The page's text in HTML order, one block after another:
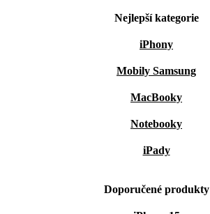
Nejlepší kategorie
iPhony
Mobily Samsung
MacBooky
Notebooky
iPady
Doporučené produkty